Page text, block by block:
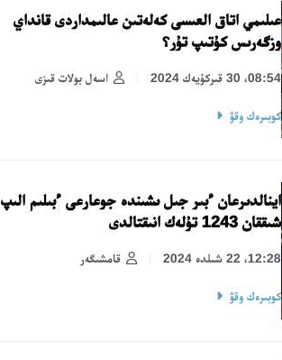
عىلىمي اتاق العىسى كەلەتىن عالىمداردى قانداي
وزگەرىس كۇتىپ تۇر؟
اسەل بولات قىزى 08:54، 30 قىركۇيەك 2024
كوبىرەك وقۋ
اينالدىرعان ءبىر جىل ىشىندە جوعارعى ءبىلىم الىپ
شىققان 1243 تۇلەك انىقتالدى
قامشىگەر 12:28، 22 شىلدە 2024
كوبىرەك وقۋ